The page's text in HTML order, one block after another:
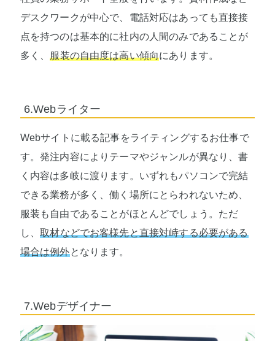
デスクワークが中心で、電話対応はあっても直接接
点を持つのは基本的に社内の人間のみであることが
多く、服装の自由度は高い傾向にあります。
6.Webライター
Webサイトに載る記事をライティングするお仕事で
す。発注内容によりテーマやジャンルが異なり、書
く内容は多岐に渡ります。いずれもパソコンで完結
できる業務が多く、働く場所にとらわれないため、
服装も自由であることがほとんどでしょう。ただ
し、取材などでお客様先と直接対峙する必要がある
場合は例外となります。
7.Webデザイナー